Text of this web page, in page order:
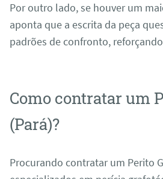
Por outro lado, se houver um
aponta que a escrita da peça
padrões de confronto,
Como contratar um
(Pará)?
Procurando contratar um Perito